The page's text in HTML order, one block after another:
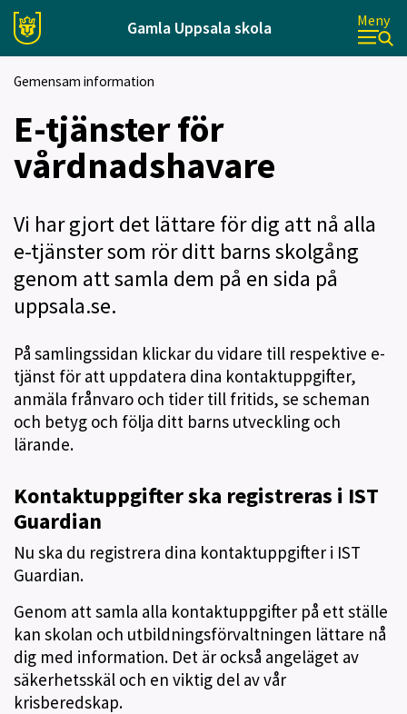
Gamla Uppsala skola Meny
Gemensam information
E-tjänster för
vårdnadshavare
Vi har gjort det lättare för dig att nå alla
e-tjänster som rör ditt barns skolgång
genom att samla dem på en sida på
uppsala.se.
På samlingssidan klickar du vidare till respektive e-
tjänst för att uppdatera dina kontaktuppgifter,
anmäla frånvaro och tider till fritids, se scheman
och betyg och följa ditt barns utveckling och
lärande.
Kontaktuppgifter ska registreras i IST
Guardian
Nu ska du registrera dina kontaktuppgifter i IST
Guardian.
Genom att samla alla kontaktuppgifter på ett ställe
kan skolan och utbildningsförvaltningen lättare nå
dig med information. Det är också angeläget av
säkerhetsskäl och en viktig del av vår
krisberedskap.